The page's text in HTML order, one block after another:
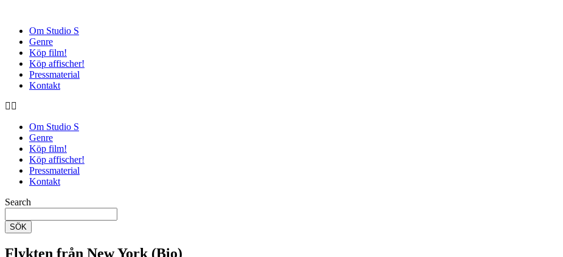
Om Studio S
Genre
Köp film!
Köp affischer!
Pressmaterial
Kontakt
Om Studio S
Genre
Köp film!
Köp affischer!
Pressmaterial
Kontakt
Search
SÖK
Flykten från New York (Bio)